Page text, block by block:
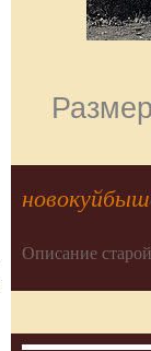
Описание